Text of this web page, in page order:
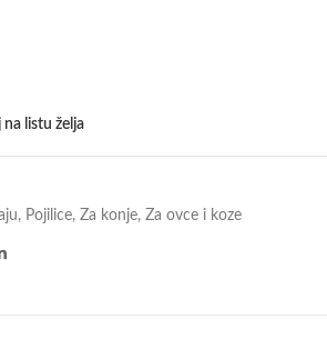
na listu želja
, Pojilice, Za konje, Za ovce i koze